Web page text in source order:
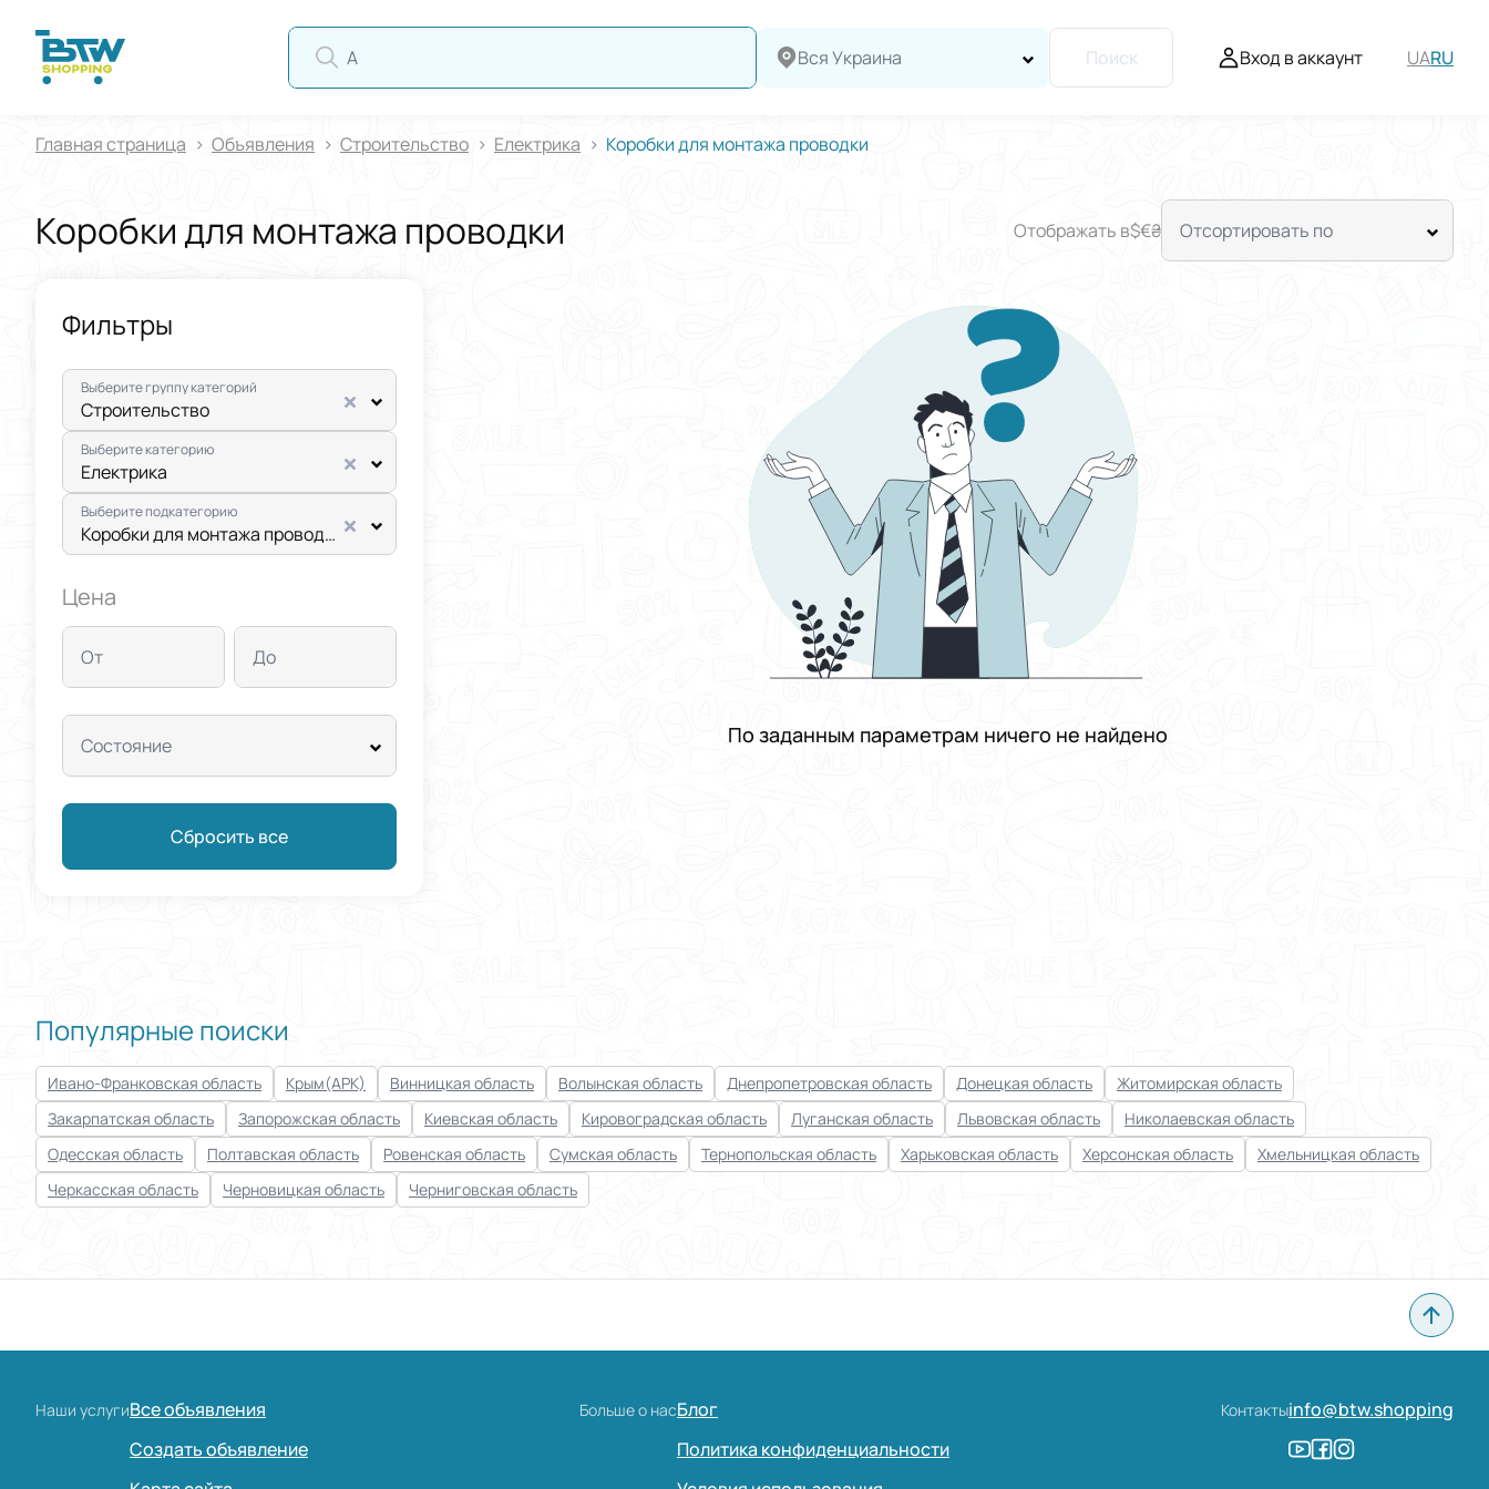
АВ Вся Украина Поиск Вход в аккаунт UARU
Главная страница Oбъявления Строительство Електрика Коробки для монтажа проводки
Коробки для монтажа проводки Отображать в$€₴ Отсортировать по
Фильтры
Выберите группу категорий
Строительство
Выберите категорию
Електрика
Выберите подкатегорию
Коробки для монтажа проводки
Цена
От До
Состояние
Сбросить все
По заданным параметрам ничего не найдено
Популярные поиски
Ивано-Франковская область Крым(АРК) Винницкая область Волынская область Днепропетровская область Донецкая область
Житомирская область
Закарпатская область
Запорожская область Киевская область Кировоградская область Луганская область Львовская область
Николаевская область
Одесская область
Полтавская область Ровенская область Сумская область Тернопольская область Харьковская область Херсонская область
Хмельницкая область
Черкасская область
Черновицкая область Черниговская область
Наши услугиВсе объявления
Создать объявление
Больше о насБлог
Политика конфиденциальности
Контактыinfo@btw.shopping